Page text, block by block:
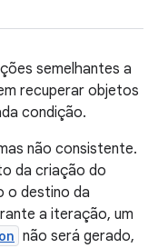
semelhantes a
recuperar objetos
condição.
não consistente.
da criação do
o destino da
a iteração, um
não será gerado,